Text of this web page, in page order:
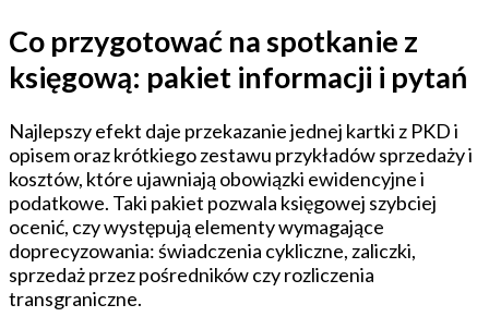
Co przygotować na spotkanie z
księgową: pakiet informacji i pytań
Najlepszy efekt daje przekazanie jednej kartki z PKD i
opisem oraz krótkiego zestawu przykładów sprzedaży i
kosztów, które ujawniają obowiązki ewidencyjne i
podatkowe. Taki pakiet pozwala księgowej szybciej
ocenić, czy występują elementy wymagające
doprecyzowania: świadczenia cykliczne, zaliczki,
sprzedaż przez pośredników czy rozliczenia
transgraniczne.